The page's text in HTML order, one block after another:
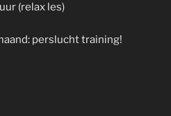
(relax les)
perslucht training!